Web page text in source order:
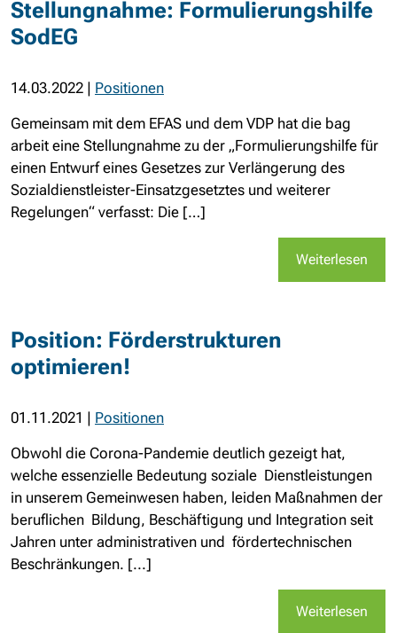
Stellungnahme: Formulierungshilfe
SodEG
14.03.2022 | Positionen
Gemeinsam mit dem EFAS und dem VDP hat die bag
arbeit eine Stellungnahme zu der „Formulierungshilfe für
einen Entwurf eines Gesetzes zur Verlängerung des
Sozialdienstleister-Einsatzgesetztes und weiterer
Regelungen“ verfasst: Die […]
Weiterlesen
Position: Förderstrukturen
optimieren!
01.11.2021 | Positionen
Obwohl die Corona-Pandemie deutlich gezeigt hat,
welche essenzielle Bedeutung soziale Dienstleistungen
in unserem Gemeinwesen haben, leiden Maßnahmen der
beruflichen Bildung, Beschäftigung und Integration seit
Jahren unter administrativen und fördertechnischen
Beschränkungen. [...]
Weiterlesen